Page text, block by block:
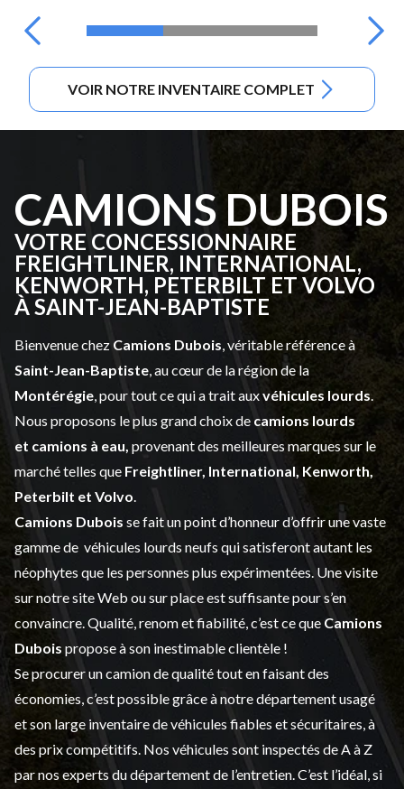
VOIR NOTRE INVENTAIRE COMPLET
CAMIONS DUBOIS
VOTRE CONCESSIONNAIRE
FREIGHTLINER, INTERNATIONAL,
KENWORTH, PETERBILT ET VOLVO
À SAINT-JEAN-BAPTISTE
Bienvenue chez Camions Dubois , véritable référence à
Saint-Jean-Baptiste , au cœur de la région de la
Montérégie , pour tout ce qui a trait auxvéhicules lourds
Nous proposons le plus grand choix de camions lourds
et camions à eau, provenant des meilleures marques sur le
marché telles que Freightliner, International, Kenworth,
Peterbilt et Volvo
Camions Dubois se fait un point d’honneur d’offrir une vaste
gamme de véhicules lourds neufs qui satisferont autant les
néophytes que les personnes plus expérimentées. Une visite
sur notre site Web ou sur place est suffisante pour s’en
convaincre. Qualité, renom et fiabilité, c’est ce que Camions
Dubois propose à son inestimable clientèle !
Se procurer un camion de qualité tout en faisant des
économies, c’est possible grâce à notredépartement usagé
et son large inventaire de véhicules fiables et sécuritaires, à
des prix compétitifs. Nos véhicules sont inspectés de A à Z
par nos experts du département de l’entretien . C’est l’idéal, si